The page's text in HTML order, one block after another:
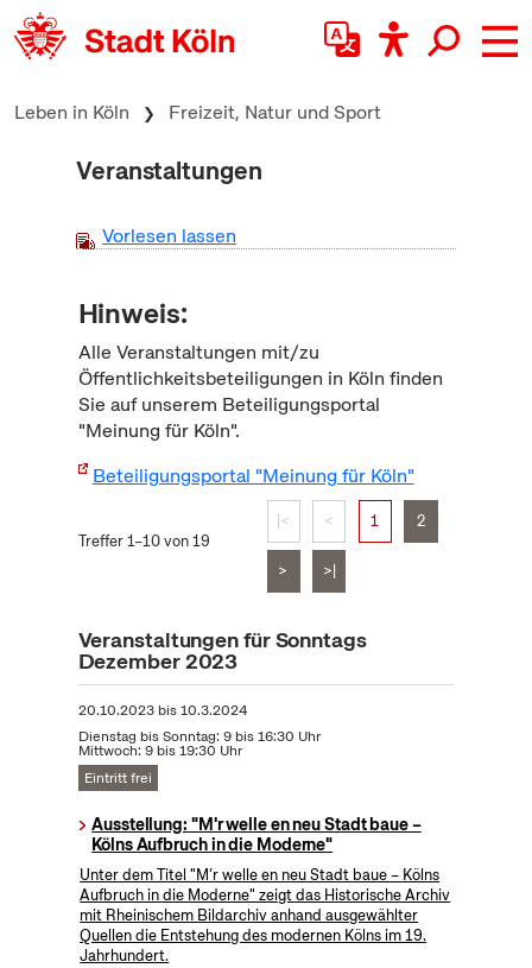
zum Inhalt springen
Leben in Köln Freizeit, Natur und Sport
Veranstaltungen
Vorlesen lassen
Hinweis:
Alle Veranstaltungen mit/zu
Öffentlichkeitsbeteiligungen in Köln finden
Sie auf unserem Beteiligungsportal
"Meinung für Köln".
Beteiligungsportal "Meinung für Köln"
Treffer 1–10 von 19
|< < 1 2
> >|
Veranstaltungen für Sonntags
Dezember 2023
20.10.2023bis10.3.2024
Dienstag bis Sonntag: 9 bis 16:30 Uhr
Mittwoch: 9 bis 19:30 Uhr
Eintritt frei
Ausstellung: "M'r welle en neu Stadt baue –
Kölns Aufbruch in die Moderne"
Unter dem Titel "M’r welle en neu Stadt baue – Kölns
Aufbruch in die Moderne" zeigt das Historische Archiv
mit Rheinischem Bildarchiv anhand ausgewählter
Quellen die Entstehung des modernen Kölns im 19.
Jahrhundert.